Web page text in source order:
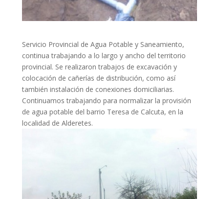
Servicio Provincial de Agua Potable y Saneamiento,
continua trabajando a lo largo y ancho del territorio
provincial. Se realizaron trabajos de excavación y
colocación de cañerías de distribución, como así
también instalación de conexiones domiciliarias.
Continuamos trabajando para normalizar la provisión
de agua potable del barrio Teresa de Calcuta, en la
localidad de Alderetes.